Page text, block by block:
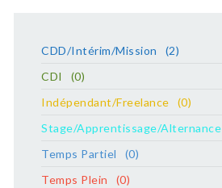
CDD/Intérim/Mission
(2)
CDI
(0)
Indépendant/Freelance
(0)
Stage/Apprentissage/Alternance
Temps Partiel
(0)
Temps Plein
(0)